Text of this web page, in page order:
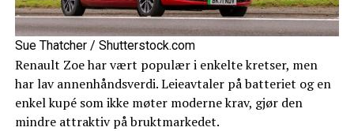
Sue Thatcher / Shutterstock.com
Renault Zoe har vært populær i enkelte kretser, men
har lav annenhåndsverdi. Leieavtaler på batteriet og en
enkel kupé som ikke møter moderne krav, gjør den
mindre attraktiv på bruktmarkedet.